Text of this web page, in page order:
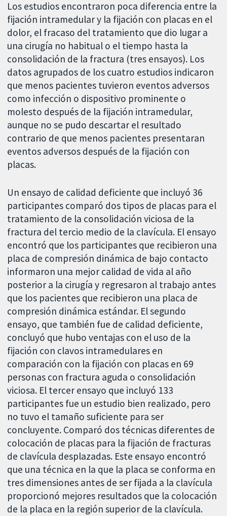
Los estudios encontraron poca diferencia entre la
fijación intramedular y la fijación con placas en el
dolor, el fracaso del tratamiento que dio lugar a
una cirugía no habitual o el tiempo hasta la
consolidación de la fractura (tres ensayos). Los
datos agrupados de los cuatro estudios indicaron
que menos pacientes tuvieron eventos adversos
como infección o dispositivo prominente o
molesto después de la fijación intramedular,
aunque no se pudo descartar el resultado
contrario de que menos pacientes presentaran
eventos adversos después de la fijación con
placas.
Un ensayo de calidad deficiente que incluyó 36
participantes comparó dos tipos de placas para el
tratamiento de la consolidación viciosa de la
fractura del tercio medio de la clavícula. El ensayo
encontró que los participantes que recibieron una
placa de compresión dinámica de bajo contacto
informaron una mejor calidad de vida al año
posterior a la cirugía y regresaron al trabajo antes
que los pacientes que recibieron una placa de
compresión dinámica estándar. El segundo
ensayo, que también fue de calidad deficiente,
concluyó que hubo ventajas con el uso de la
fijación con clavos intramedulares en
comparación con la fijación con placas en 69
personas con fractura aguda o consolidación
viciosa. El tercer ensayo que incluyó 133
participantes fue un estudio bien realizado, pero
no tuvo el tamaño suficiente para ser
concluyente. Comparó dos técnicas diferentes de
colocación de placas para la fijación de fracturas
de clavícula desplazadas. Este ensayo encontró
que una técnica en la que la placa se conforma en
tres dimensiones antes de ser fijada a la clavícula
proporcionó mejores resultados que la colocación
de la placa en la región superior de la clavícula.